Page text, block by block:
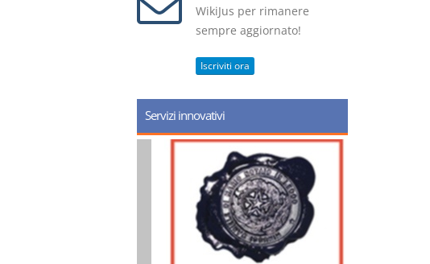
WikiJus per rimanere
sempre aggiornato!
Iscriviti ora
Servizi innovativi